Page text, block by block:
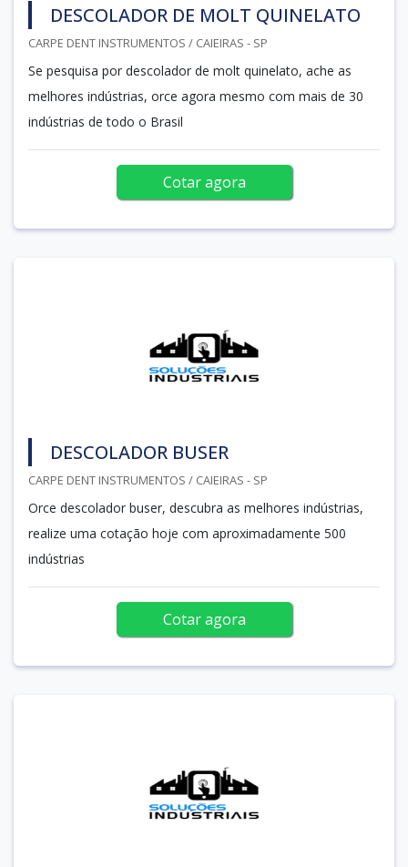
DESCOLADOR DE MOLT QUINELATO
CARPE DENT INSTRUMENTOS / CAIEIRAS - SP
Se pesquisa por descolador de molt quinelato, ache as
melhores indústrias, orce agora mesmo com mais de 30
indústrias de todo o Brasil
Cotar agora
DESCOLADOR BUSER
CARPE DENT INSTRUMENTOS / CAIEIRAS - SP
Orce descolador buser, descubra as melhores indústrias,
realize uma cotação hoje com aproximadamente 500
indústrias
Cotar agora